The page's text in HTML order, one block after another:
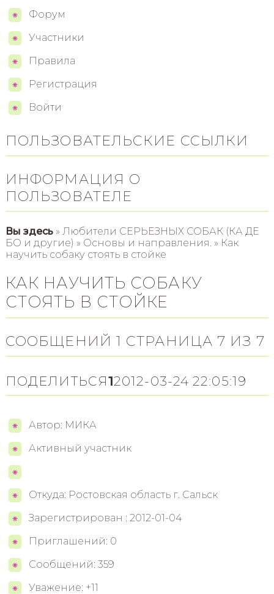
Форум
Участники
Правила
Регистрация
Войти
ПОЛЬЗОВАТЕЛЬСКИЕ ССЫЛКИ
ИНФОРМАЦИЯ О
ПОЛЬЗОВАТЕЛЕ
Вы здесь» Любители СЕРЬЕЗНЫХ СОБАК (КА ДЕ
БО и другие) » Основы и направления. » Как
научить собаку стоять в стойке
КАК НАУЧИТЬ СОБАКУ
СТОЯТЬ В СТОЙКЕ
СООБЩЕНИЙ 1 СТРАНИЦА 7 ИЗ 7
ПОДЕЛИТЬСЯ12012-03-24 22:05:19
Автор: МИКА
Активный участник
Откуда: Ростовская область г. Сальск
Зарегистрирован : 2012-01-04
Приглашений: 0
Сообщений: 359
Уважение: +11